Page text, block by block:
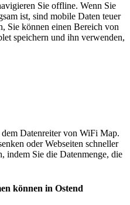
Sie offline. Wenn Sie
ist, sind mobile Daten teuer
Sie können einen Bereich von
speichern und ihn verwenden,
Datenreiter von WiFi Map.
oder Webseiten schneller
indem Sie die Datenmenge, die
können in Ostend